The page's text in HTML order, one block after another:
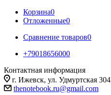
Корзина0
Отложенные0
Сравнение товаров0
+79018656000
Контактная информация
г. Ижевск, ул. Удмуртская
thenotebook.ru@gmail.com